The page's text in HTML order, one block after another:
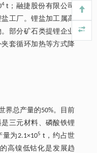
4t；融捷股份有限公司
工厂。锂盐加工属高
部分矿石类提锂企业
套循环加热等方式降
界总产量的50%。目前
三元材料、磷酸铁锂
为2.1×105 t，约占世
高镍低钴化是发展趋